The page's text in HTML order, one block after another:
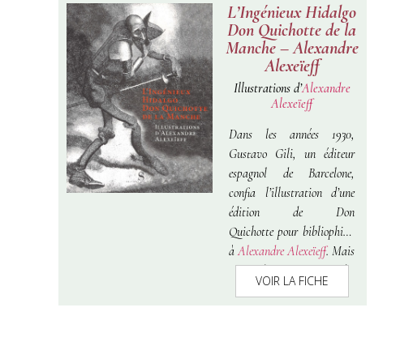
L’Ingénieux Hidalgo
Don Quichotte de la
Manche – Alexandre
Alexeïeff
Illustrations d’Alexandre
Alexeïeff
Dans les années 1930,
Gustavo Gili, un éditeur
espagnol de Barcelone,
confia l’illustration d’une
édition de Don
Quichotte pour bibliophiles
àAlexandre Alexeïeff. Mais
peu de temps après,
l’Espagne était plongée
VOIR LA FICHE